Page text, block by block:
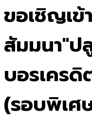
ขอเชิญเข้
สัมมนา"ป
บอรเคร
(รอบพิเศ